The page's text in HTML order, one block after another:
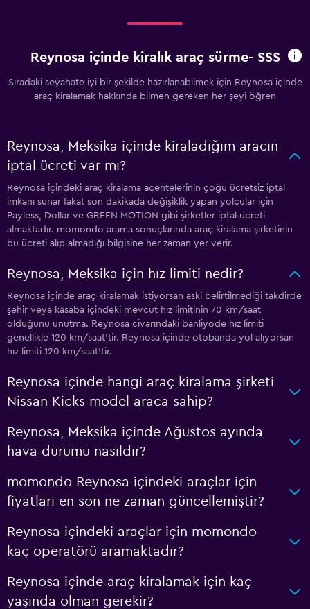
Reynosa içinde kiralık araç sürme- SSS
Sıradaki seyahate iyi bir şekilde hazırlanabilmek için Reynosa içinde
araç kiralamak hakkında bilmen gereken her şeyi öğren
Reynosa, Meksika içinde kiraladığım aracın
iptal ücreti var mı?
Reynosa içindeki araç kiralama acentelerinin çoğu ücretsiz iptal
imkanı sunar fakat son dakikada değişiklik yapan yolcular için
Payless, Dollar ve GREEN MOTION gibi şirketler iptal ücreti
almaktadır. momondo arama sonuçlarında araç kiralama şirketinin
bu ücreti alıp almadığı bilgisine her zaman yer verir.
Reynosa, Meksika için hız limiti nedir?
Reynosa içinde araç kiralamak istiyorsan aski belirtilmediği takdirde
şehir veya kasaba içindeki mevcut hız limitinin 70 km/saat
olduğunu unutma. Reynosa civarındaki banliyöde hız limiti
genellikle 120 km/saat'tir. Reynosa içinde otobanda yol alıyorsan
hız limiti 120 km/saat'tir.
Reynosa içinde hangi araç kiralama şirketi
Nissan Kicks model araca sahip?
Reynosa, Meksika içinde Ağustos ayında
hava durumu nasıldır?
momondo Reynosa içindeki araçlar için
fiyatları en son ne zaman güncellemiştir?
Reynosa içindeki araçlar için momondo
kaç operatörü aramaktadır?
Reynosa içinde araç kiralamak için kaç
yaşında olman gerekir?